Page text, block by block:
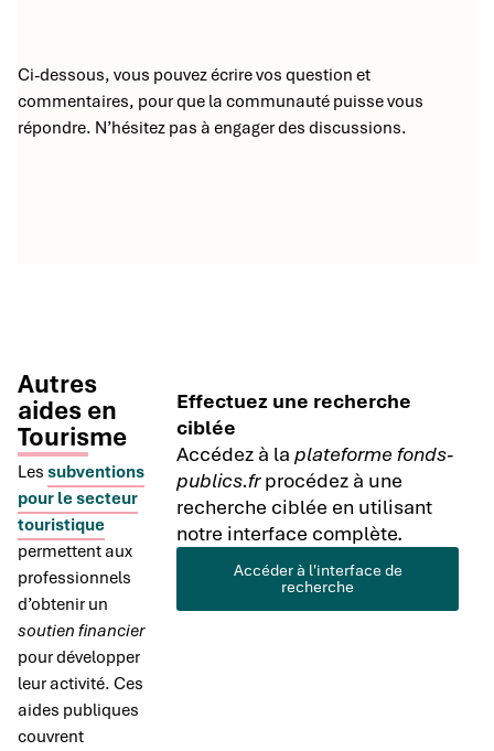
Ci-dessous, vous pouvez écrire vos question et
commentaires, pour que la communauté puisse vous
répondre. N’hésitez pas à engager des discussions.
Autres
aides en
Tourisme
Les subventions
pour le secteur
touristique
permettent aux
professionnels
d’obtenir un
soutien financier
pour développer
leur activité. Ces
aides publiques
couvrent
Effectuez une recherche
ciblée
Accédez à laplateforme fonds-
publics.frprocédez à une
recherche ciblée en utilisant
notre interface complète.
Accéder à l'interface de
recherche